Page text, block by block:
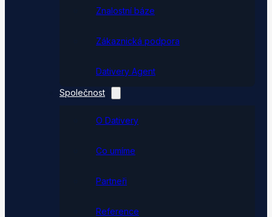
Znalostní báze
Zákaznická podpora
Dativery Agent
Společnost
O Dativery
Co umíme
Partneři
Reference